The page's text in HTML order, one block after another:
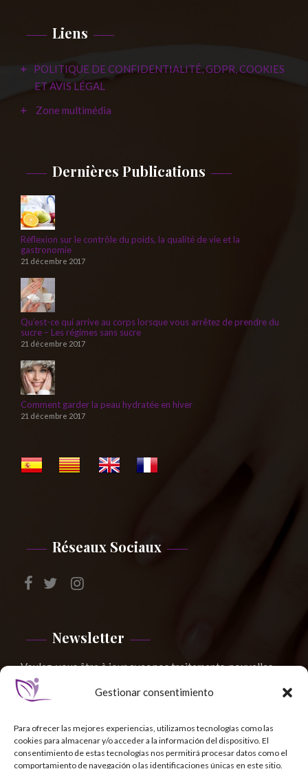
Gestionar consentimiento
Para ofrecer las mejores experiencias, utilizamos tecnologías como las
cookies para almacenar y/o acceder a la información del dispositivo. El
consentimiento de estas tecnologías nos permitirá procesar datos como el
comportamiento de navegación o las identificaciones únicas en este sitio.
Liens
POLITIQUE DE CONFIDENTIALITÉ, GDPR, COOKIES
ET AVIS LÉGAL
Zone multimédia
Dernières Publications
Réflexion sur le contrôle du poids, la qualité de vie et la
gastronomie
21 décembre 2017
Qu’est-ce qui arrive au corps lorsque vous arrêtez de prendre du
sucre – Les régimes sans sucre
21 décembre 2017
Comment garder la peau hydratée en hiver
21 décembre 2017
Réseaux Sociaux
Newsletter
Voulez-vous être à jour avec nos traitements, nouvelles,
nouvelles, ...?